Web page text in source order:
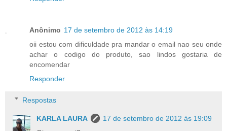
Anônimo 17 de setembro de 2012 às 14:19
oii estou com dificuldade pra mandar o email nao seu onde
achar o codigo do produto, sao lindos gostaria de
encomendar
Responder
Respostas
KARLA LAURA
17 de setembro de 2012 às 19:09